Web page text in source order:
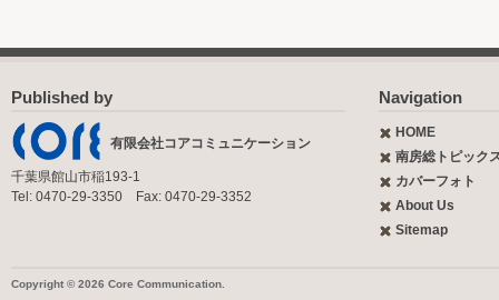
Published by
有限会社コアコミュニケーション
千葉県館山市稲193-1
Tel: 0470-29-3350 Fax: 0470-29-3352
Navigation
HOME
南房総トピック
カバーフォト
About Us
Sitemap
Copyright © 2026 Core Communication.